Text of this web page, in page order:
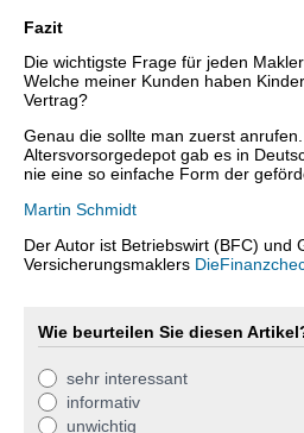
Fazit
Die wichtigste Frage für jeden
Welche meiner Kunden haben
Vertrag?
Genau die sollte man zuerst
Altersvorsorgedepot gab es in
nie eine so einfache Form der
Martin Schmidt
Der Autor ist Betriebswirt (BFC) und
Versicherungsmaklers
Wie beurteilen Sie diesen
sehr interessant
informativ
unwichtig